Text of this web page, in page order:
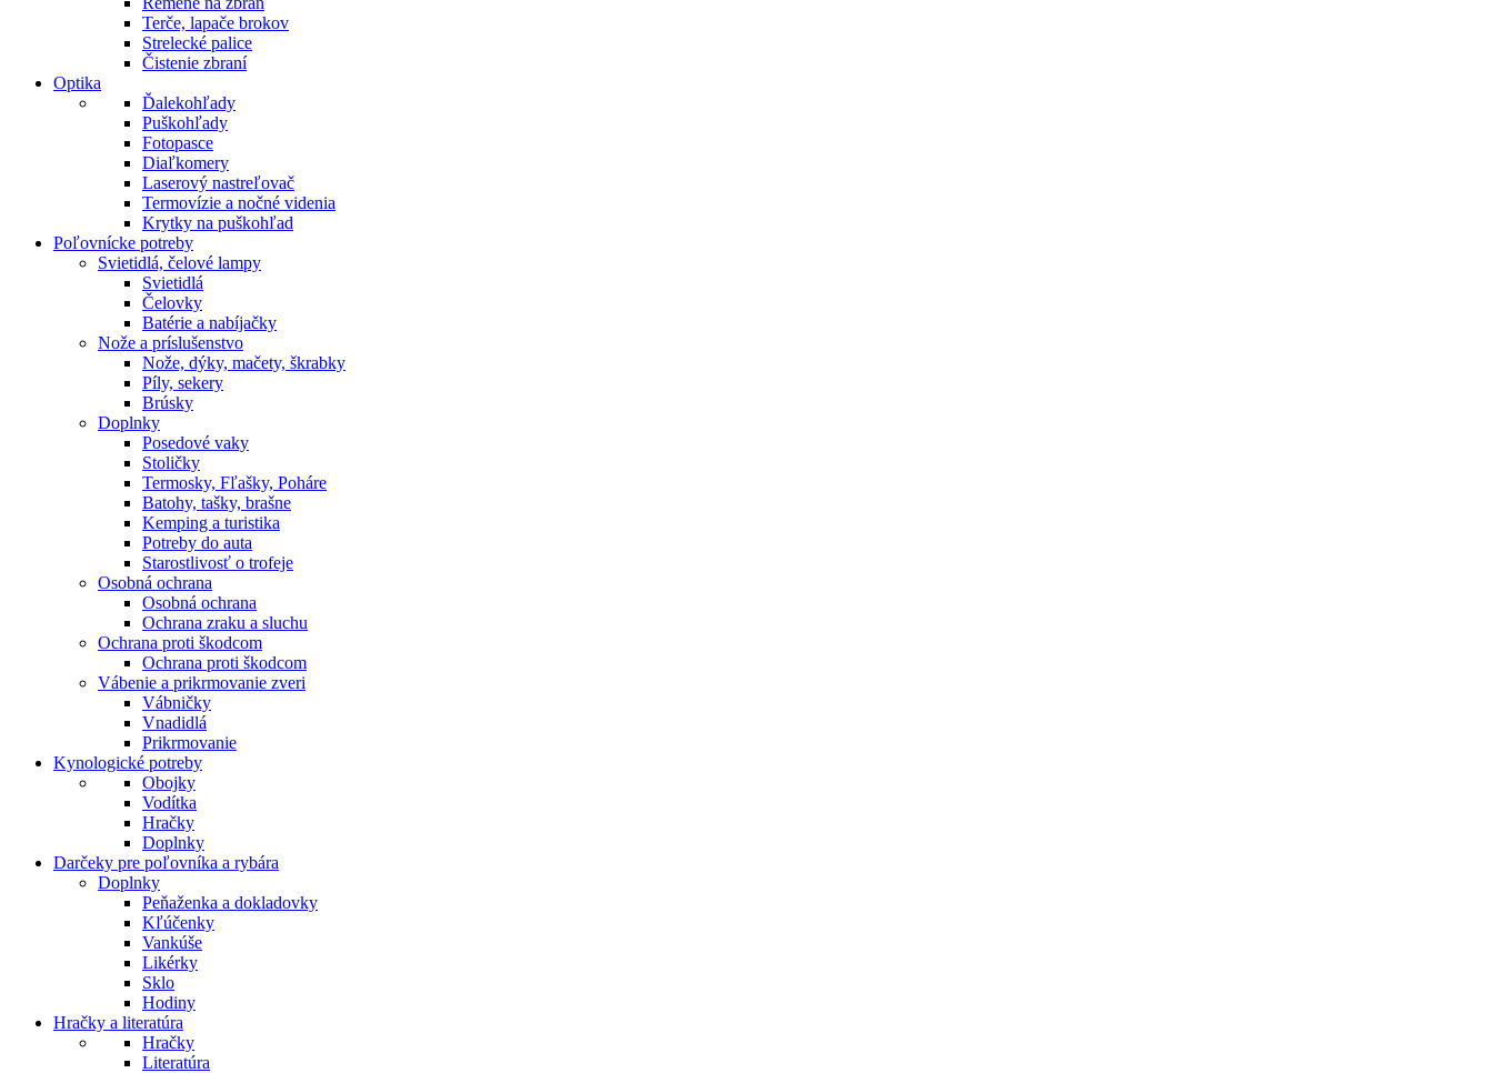
Terče, lapače brokov
Strelecké palice
Čistenie zbraní
Optika
Ďalekohľady
Puškohľady
Fotopasce
Diaľkomery
Laserový nastreľovač
Termovízie a nočné videnia
Krytky na puškohľad
Poľovnícke potreby
Svietidlá, čelové lampy
Svietidlá
Čelovky
Batérie a nabíjačky
Nože a príslušenstvo
Nože, dýky, mačety, škrabky
Píly, sekery
Brúsky
Doplnky
Posedové vaky
Stoličky
Termosky, Fľašky, Poháre
Batohy, tašky, brašne
Kemping a turistika
Potreby do auta
Starostlivosť o trofeje
Osobná ochrana
Osobná ochrana
Ochrana zraku a sluchu
Ochrana proti škodcom
Ochrana proti škodcom
Vábenie a prikrmovanie zveri
Vábničky
Vnadidlá
Prikrmovanie
Kynologické potreby
Obojky
Vodítka
Hračky
Doplnky
Darčeky pre poľovníka a rybára
Doplnky
Peňaženka a dokladovky
Kľúčenky
Vankúše
Likérky
Sklo
Hodiny
Hračky a literatúra
Hračky
Literatúra